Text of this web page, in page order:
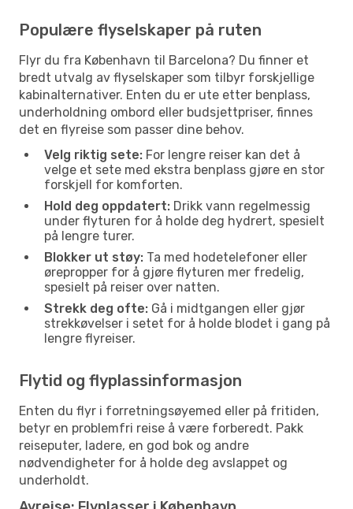
Populære flyselskaper på ruten
Flyr du fra København til Barcelona? Du finner et
bredt utvalg av flyselskaper som tilbyr forskjellige
kabinalternativer. Enten du er ute etter benplass,
underholdning ombord eller budsjettpriser, finnes
det en flyreise som passer dine behov.
Velg riktig sete: For lengre reiser kan det å
velge et sete med ekstra benplass gjøre en stor
forskjell for komforten.
Hold deg oppdatert: Drikk vann regelmessig
under flyturen for å holde deg hydrert, spesielt
på lengre turer.
Blokker ut støy: Ta med hodetelefoner eller
ørepropper for å gjøre flyturen mer fredelig,
spesielt på reiser over natten.
Strekk deg ofte: Gå i midtgangen eller gjør
strekkøvelser i setet for å holde blodet i gang på
lengre flyreiser.
Flytid og flyplassinformasjon
Enten du flyr i forretningsøyemed eller på fritiden,
betyr en problemfri reise å være forberedt. Pakk
reiseputer, ladere, en god bok og andre
nødvendigheter for å holde deg avslappet og
underholdt.